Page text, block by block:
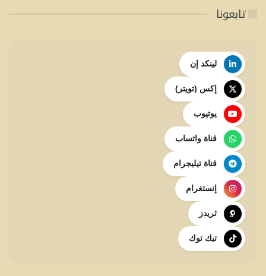
تابعونا
لينكد إن
إكس (تويتر)
يوتيوب
قناة واتساب
قناة تيليجرام
إنستغرام
ثريدز
تيك توك